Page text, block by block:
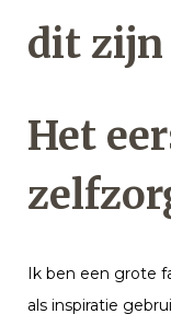
dit
Het
Ik ben een grote
als inspiratie